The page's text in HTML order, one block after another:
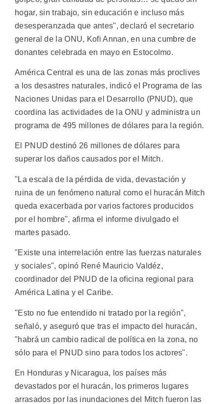
hogar, sin trabajo, sin educación e incluso más
desesperanzada que antes", declaró el secretario
general de la ONU, Kofi Annan, en una cumbre de
donantes celebrada en mayo en Estocolmo.
América Central es una de las zonas más proclives
a los desastres naturales, indicó el Programa de las
Naciones Unidas para el Desarrollo (PNUD), que
coordina las actividades de la ONU y administra un
programa de 495 millones de dólares para la región.
El PNUD destinó 26 millones de dólares para
superar los daños causados por el Mitch.
"La escala de la pérdida de vida, devastación y
ruina de un fenómeno natural como el huracán Mitch
queda exacerbada por varios factores producidos
por el hombre", afirma el informe divulgado el
martes pasado.
"Existe una interrelación entre las fuerzas naturales
y sociales", opinó René Mauricio Valdéz,
coordinador del PNUD de la oficina regional para
América Latina y el Caribe.
"Esto no fue entendido ni tratado por la región",
señaló, y aseguró que tras el impacto del huracán,
"habrá un cambio radical de política en la zona, no
sólo para el PNUD sino para todos los actores".
En Honduras y Nicaragua, los países más
devastados por el huracán, los primeros lugares
arrasados por las inundaciones del Mitch fueron las